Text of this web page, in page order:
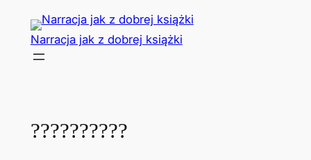
Przejdź
treści
Narracja jak z dobrej książki
??????????